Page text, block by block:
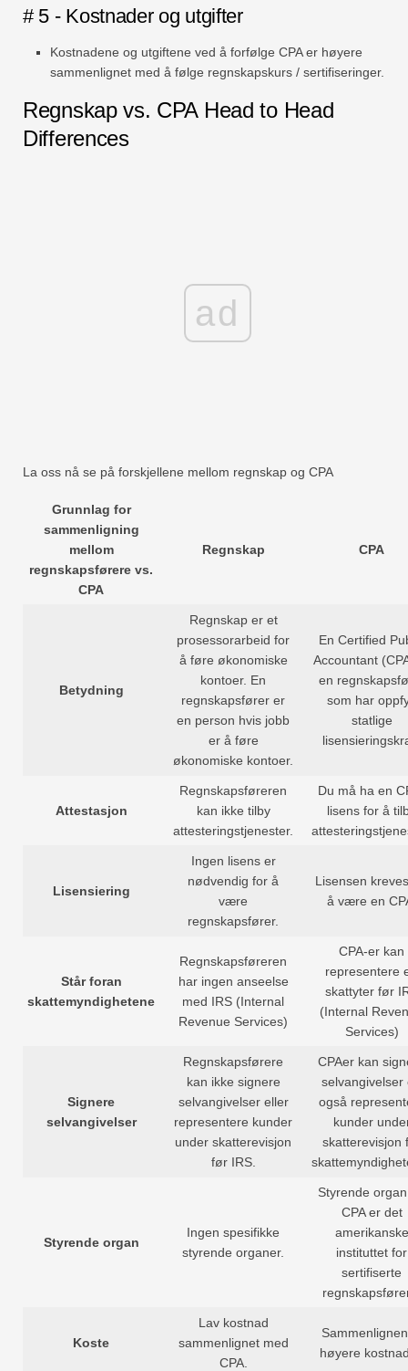
# 5 - Kostnader og utgifter
Kostnadene og utgiftene ved å forfølge CPA er høyere
sammenlignet med å følge regnskapskurs / sertifiseringer.
Regnskap vs. CPA Head to Head
Differences
ad
La oss nå se på forskjellene mellom regnskap og CPA
Grunnlag for
sammenligning
mellom
regnskapsførere vs.
CPA
Regnskap CPA
Betydning
Regnskap er et
prosessorarbeid for
å føre økonomiske
kontoer. En
regnskapsfører er
en person hvis jobb
er å føre
økonomiske kontoer.
En Certified
Accountant
en
som har
statlige
Attestasjon
Regnskapsføreren
kan ikke tilby
attesteringstjenester.
Du må ha en
lisens for å
Lisensiering
Ingen lisens er
nødvendig for å
være
regnskapsfører.
Lisensen
å være en
Står foran
skattemyndighetene
Regnskapsføreren
har ingen anseelse
med IRS (Internal
Revenue Services)
CPA-er kan
representere
skattyter før
(Internal
Services)
Signere
selvangivelser
Regnskapsførere
kan ikke signere
selvangivelser eller
representere kunder
under skatterevisjon
før IRS.
CPAer kan
selvangivelser
også
kunder
skatterevisjon
Styrende organ
Ingen spesifikke
styrende organer.
Styrende
CPA er det
amerikanske
instituttet for
sertifiserte
Koste
Lav kostnad
sammenlignet med
CPA.
høyere